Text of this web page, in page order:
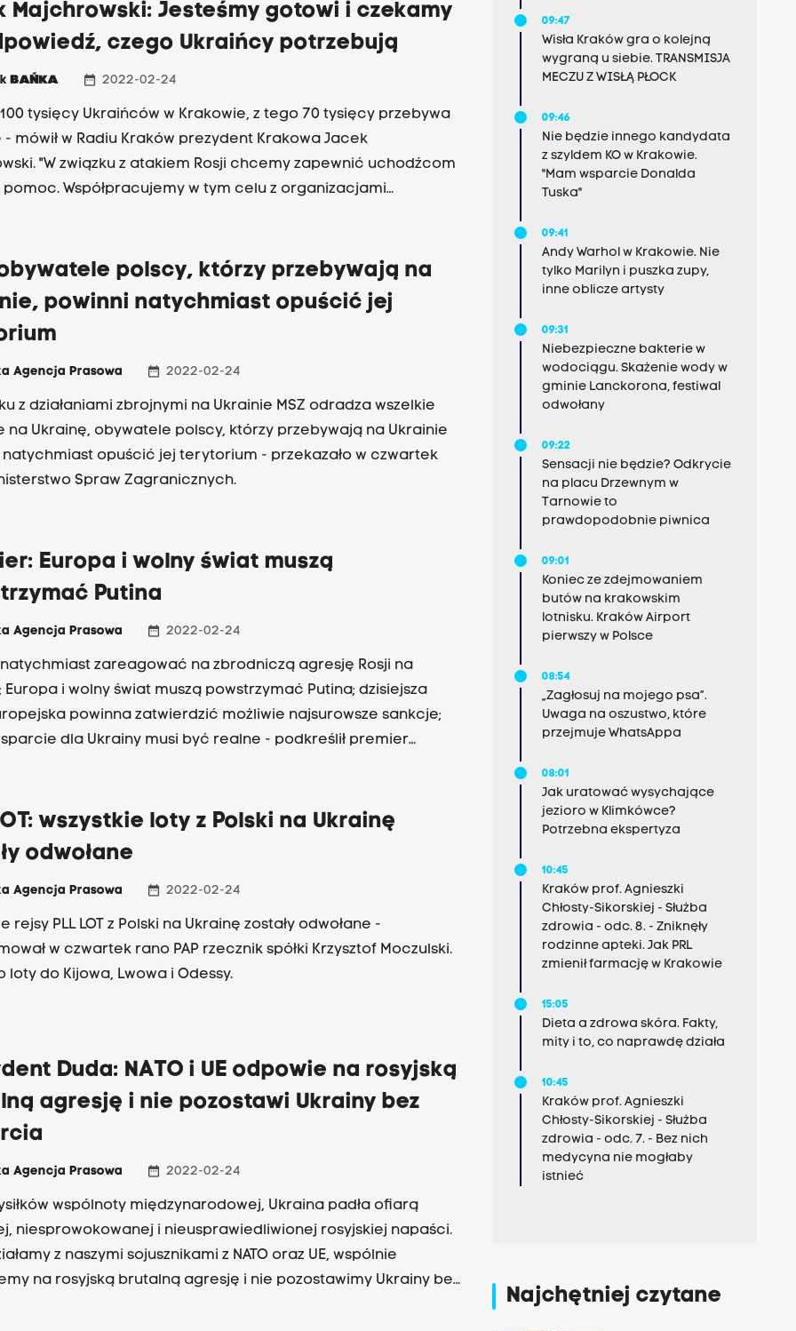
Majchrowski: Jesteśmy gotowi i czekamy
czego Ukraińcy potrzebują
BAŃKA date_range 2022-02-24
tysięcy Ukraińców w Krakowie, z tego 70 tysięcy przebywa
- mówił w Radiu Kraków prezydent Krakowa Jacek
"W związku z atakiem Rosji chcemy zapewnić uchodźcom
pomoc. Współpracujemy w tym celu z organizacjami
prezydent.
obywatele polscy, którzy przebywają na
powinni natychmiast opuścić jej
Agencja Prasowa date_range 2022-02-24
z działaniami zbrojnymi na Ukrainie MSZ odradza wszelkie
na Ukrainę, obywatele polscy, którzy przebywają na Ukrainie
natychmiast opuścić jej terytorium - przekazało w czwartek
Spraw Zagranicznych.
Europa i wolny świat muszą
Putina
Agencja Prasowa date_range 2022-02-24
natychmiast zareagować na zbrodniczą agresję Rosji na
Europa i wolny świat muszą powstrzymać Putina; dzisiejsza
powinna zatwierdzić możliwie najsurowsze sankcje;
dla Ukrainy musi być realne - podkreślił premier
wszystkie loty z Polski na Ukrainę
odwołane
Agencja Prasowa date_range 2022-02-24
rejsy PLL LOT z Polski na Ukrainę zostały odwołane -
w czwartek rano PAP rzecznik spółki Krzysztof Moczulski.
loty do Kijowa, Lwowa i Odessy.
Duda: NATO i UE odpowie na rosyjską
agresję i nie pozostawi Ukrainy bez
Agencja Prasowa date_range 2022-02-24
wspólnoty międzynarodowej, Ukraina padła ofiarą
niesprowokowanej i nieusprawiedliwionej rosyjskiej napaści.
z naszymi sojusznikami z NATO oraz UE, wspólnie
na rosyjską brutalną agresję i nie pozostawimy Ukrainy bez
09:47
Wisła Kraków gra o kolejną
wygraną u siebie. TRANSMISJA
MECZU Z WISŁĄ PŁOCK
09:46
Nie będzie innego kandydata
z szyldem KO w Krakowie.
"Mam wsparcie Donalda
Tuska"
09:41
Andy Warhol w Krakowie. Nie
tylko Marilyn i puszka zupy,
inne oblicze artysty
09:31
Niebezpieczne bakterie w
wodociągu. Skażenie wody w
gminie Lanckorona, festiwal
odwołany
09:22
Sensacji nie będzie? Odkrycie
na placu Drzewnym w
Tarnowie to
prawdopodobnie piwnica
09:01
Koniec ze zdejmowaniem
butów na krakowskim
lotnisku. Kraków Airport
pierwszy w Polsce
08:54
„Zagłosuj na mojego psa”.
Uwaga na oszustwo, które
przejmuje WhatsAppa
08:01
Jak uratować wysychające
jezioro w Klimkówce?
Potrzebna ekspertyza
10:45
Kraków prof. Agnieszki
Chłosty-Sikorskiej - Służba
zdrowia - odc. 8. - Zniknęły
rodzinne apteki. Jak PRL
zmienił farmację w Krakowie
15:05
Dieta a zdrowa skóra. Fakty,
mity i to, co naprawdę działa
10:45
Kraków prof. Agnieszki
Chłosty-Sikorskiej - Służba
zdrowia - odc. 7. - Bez nich
medycyna nie mogłaby
istnieć
Najchętniej czytane